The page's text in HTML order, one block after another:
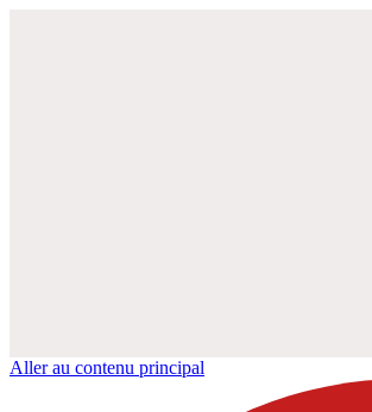
Aller au contenu principal